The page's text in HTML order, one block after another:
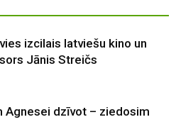
izcilais latviešu kino un
Jānis Streičs
Agnesei dzīvot – ziedosim